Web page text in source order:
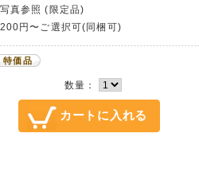
真参照 (限定品)
円〜ご選択可(同梱可)
特価品
数量：